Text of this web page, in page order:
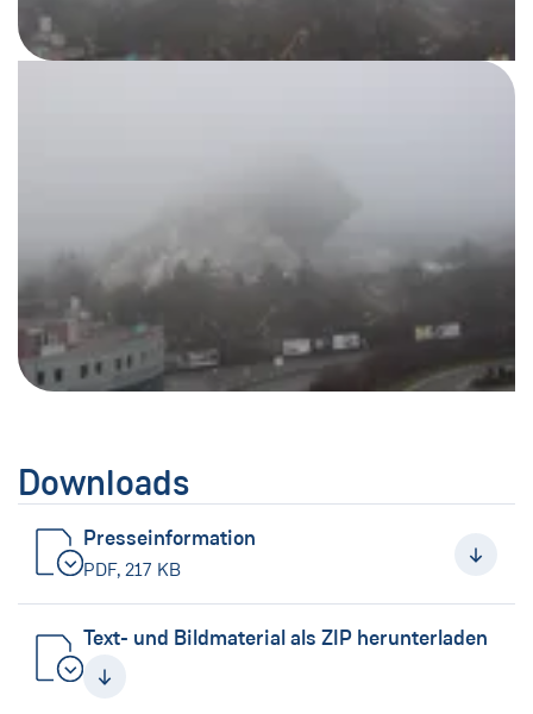
Downloads
Presseinformation
PDF, 217 KB
(Neues Fenster)
Text- und Bildmaterial als ZIP herunterladen
(Neues Fenster)